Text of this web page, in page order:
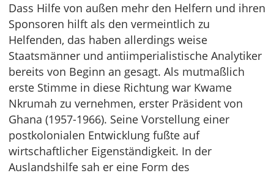
Dass Hilfe von außen mehr den Helfern und ihren
Sponsoren hilft als den vermeintlich zu
Helfenden, das haben allerdings weise
Staatsmänner und antiimperialistische Analytiker
bereits von Beginn an gesagt. Als mutmaßlich
erste Stimme in diese Richtung war Kwame
Nkrumah zu vernehmen, erster Präsident von
Ghana (1957-1966). Seine Vorstellung einer
postkolonialen Entwicklung fußte auf
wirtschaftlicher Eigenständigkeit. In der
Auslandshilfe sah er eine Form des